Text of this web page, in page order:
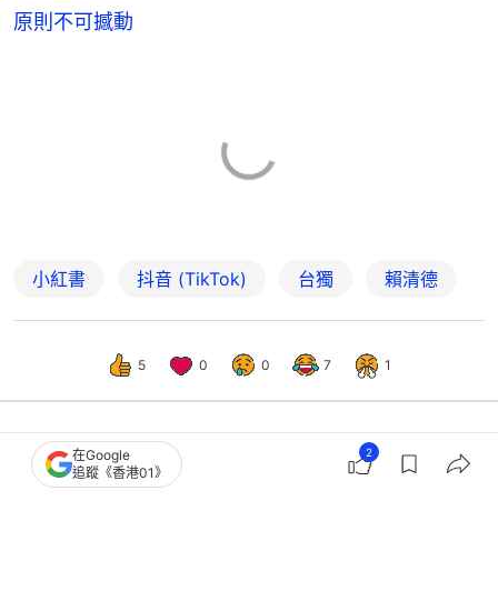
原則不可撼動
小紅書 抖音 (TikTok) 台獨 賴清德
5 0 0 7 1
中國 即時中國
在Google
追蹤《香港01》
2